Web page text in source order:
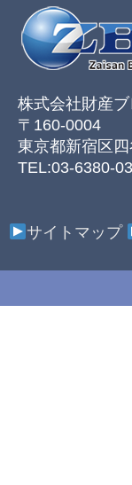
株式会社財産
〒160-0004
東京都新宿区
TEL:03-6380-
サイトマップ